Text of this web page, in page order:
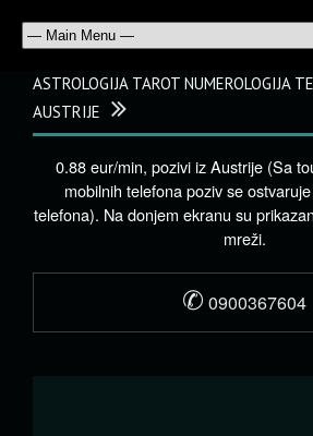
ASTROLOGIJA TAROT NUMEROLOGIJA
AUSTRIJE
0.88 eur/min, pozivi iz Austrije (Sa
mobilnih telefona poziv se
telefona). Na donjem ekranu su
mreži.
✆ 0900367604